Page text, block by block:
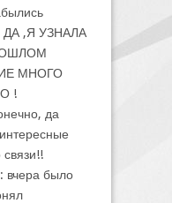
ДА ,Я УЗНАЛА
МНОГО
!
да
связи!!
: вчера было